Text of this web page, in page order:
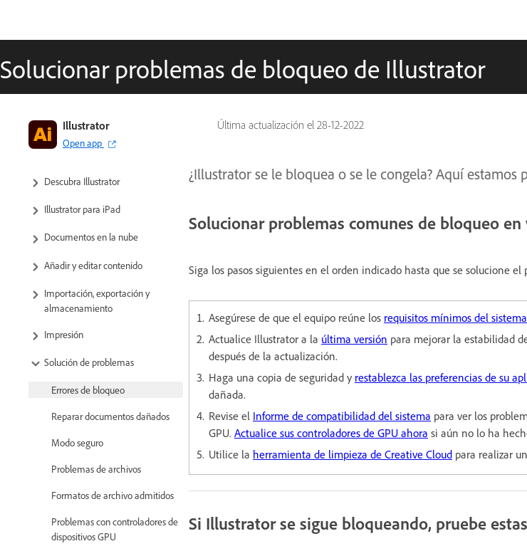
Solucionar problemas de bloqueo de Illustrator
Última actualización el 28-12-2022
Illustrator
Open app
Descubra Illustrator
Illustrator para iPad
Documentos en la nube
Añadir y editar contenido
Importación, exportación y
almacenamiento
Impresión
Solución de problemas
Errores de bloqueo
Reparar documentos dañados
Modo seguro
Problemas de archivos
Formatos de archivo admitidos
Problemas con controladores de
dispositivos GPU
¿Illustrator se le bloquea o se le congela? Aquí estamos
Solucionar problemas comunes de bloqueo en
Siga los pasos siguientes en el orden indicado hasta que se solucione el
Asegúrese de que el equipo reúne los requisitos mínimos del sistema
Actualice Illustrator a la última versión para mejorar la estabilidad
después de la actualización.
Haga una copia de seguridad y restablezca las preferencias de su
dañada.
Revise el Informe de compatibilidad del sistema para ver los
GPU. Actualice sus controladores de GPU ahora si aún no lo ha
Utilice la herramienta de limpieza de Creative Cloud para realizar
Si Illustrator se sigue bloqueando, pruebe